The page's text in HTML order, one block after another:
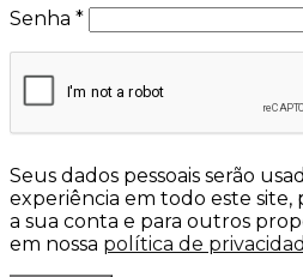
Senha *
Seus dados pessoais serão
experiência em todo este site,
a sua conta e para outros
em nossa política de